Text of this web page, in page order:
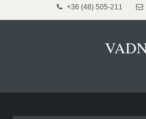
+36 (48) 505-211